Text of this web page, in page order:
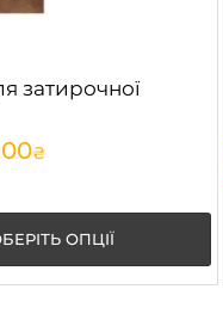
затирочної
₴
ОПЦІЇ